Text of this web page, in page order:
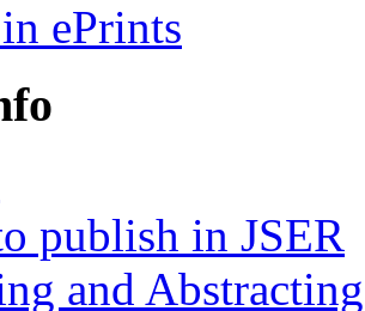
ePrints
publish in JSER
and Abstracting